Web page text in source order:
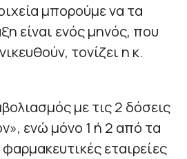
μπορούμε να τα
είναι ενός μηνός, που
τονίζει η κ.
με τις 2 δόσεις
ενώ μόνο 1 ή 2 από τα
εταιρείες